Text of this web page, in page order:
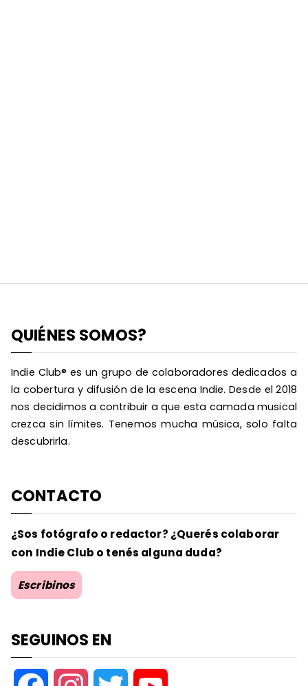
QUIÉNES SOMOS?
Indie Club® es un grupo de colaboradores dedicados a
la cobertura y difusión de la escena Indie. Desde el 2018
nos decidimos a contribuir a que esta camada musical
crezca sin límites. Tenemos mucha música, solo falta
descubrirla.
CONTACTO
¿Sos fotógrafo o redactor? ¿Querés colaborar
con Indie Club o tenés alguna duda?
Escribinos
SEGUINOS EN